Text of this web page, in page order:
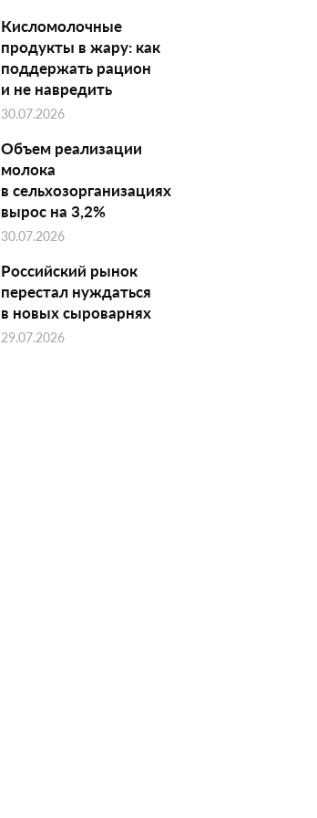
Кисломолочные
продукты в жару: как
поддержать рацион
и не навредить
30.07.2026
Объем реализации
молока
в сельхозорганизациях
вырос на 3,2%
30.07.2026
Российский рынок
перестал нуждаться
в новых сыроварнях
29.07.2026